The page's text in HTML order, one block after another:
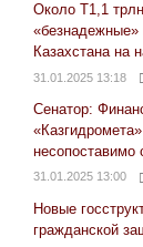
Около Т1,1
«безнадежные»
Казахстана на
31.01.2025 13:18
Сенатор:
несопоставимо
31.01.2025 13:00
Новые
гражданской